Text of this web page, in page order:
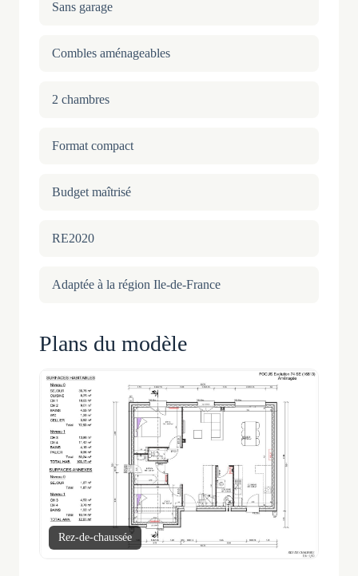
Sans garage
Combles aménageables
2 chambres
Format compact
Budget maîtrisé
RE2020
Adaptée à la région Ile-de-France
Plans du modèle
Rez-de-chaussée